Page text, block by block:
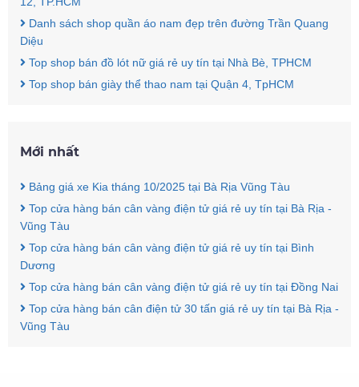
Danh sách shop quần áo nam đẹp trên đường Trần Quang
Diệu
Top shop bán đồ lót nữ giá rẻ uy tín tại Nhà Bè, TPHCM
Top shop bán giày thể thao nam tại Quận 4, TpHCM
Mới nhất
Bảng giá xe Kia tháng 10/2025 tại Bà Rịa Vũng Tàu
Top cửa hàng bán cân vàng điện tử giá rẻ uy tín tại Bà Rịa -
Vũng Tàu
Top cửa hàng bán cân vàng điện tử giá rẻ uy tín tại Bình
Dương
Top cửa hàng bán cân vàng điện tử giá rẻ uy tín tại Đồng Nai
Top cửa hàng bán cân điện tử 30 tấn giá rẻ uy tín tại Bà Rịa -
Vũng Tàu